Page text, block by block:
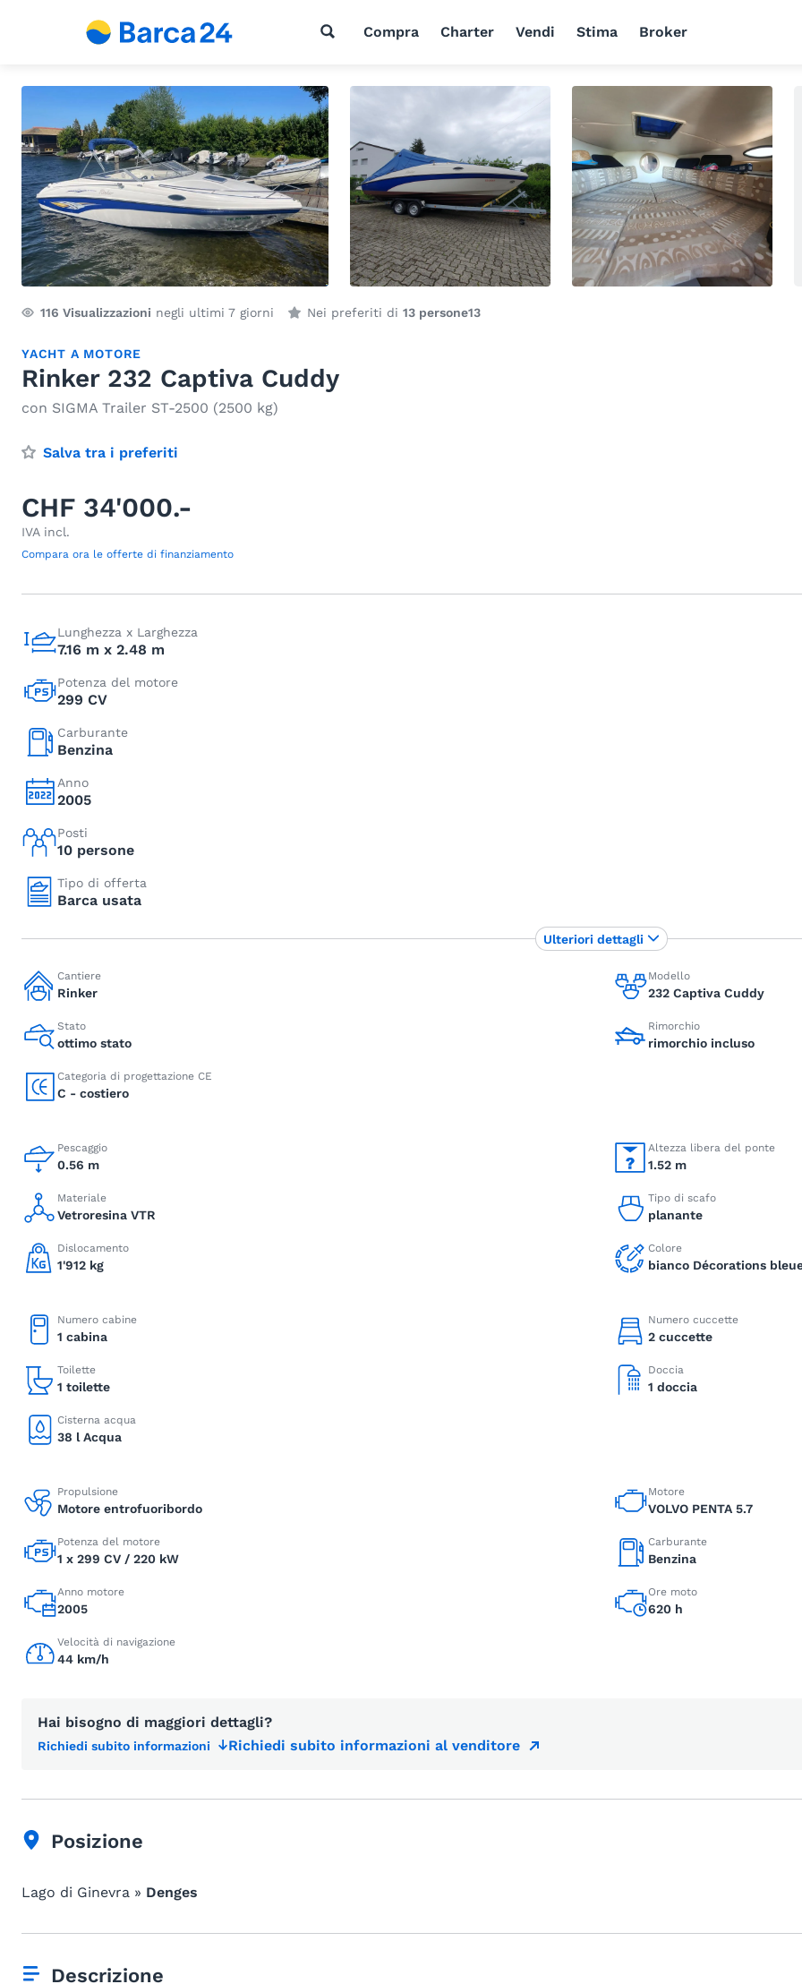
Compra Charter Vendi Stima Broker
116 Visualizzazioni negli ultimi 7 giorni Nei preferiti di 13 persone13
YACHT A MOTORE
Rinker 232 Captiva Cuddy
con SIGMA Trailer ST-2500 (2500 kg)
Salva tra i preferiti
CHF 34'000.-
IVA incl.
Compara ora le offerte di finanziamento
Lunghezza x Larghezza
7.16 m x 2.48 m
Potenza del motore
299 CV
Carburante
Benzina
Anno
2005
Posti
10 persone
Tipo di offerta
Barca usata
Cantiere
Rinker
Modello
232 Captiva Cuddy
Stato
ottimo stato
Rimorchio
rimorchio incluso
Categoria di progettazione CE
C - costiero
Pescaggio
0.56 m
Altezza libera del ponte
1.52 m
Materiale
Vetroresina VTR
Tipo di scafo
planante
Dislocamento
1'912 kg
Colore
bianco Décorations
Numero cabine
1 cabina
Numero cuccette
2 cuccette
Toilette
1 toilette
Doccia
1 doccia
Cisterna acqua
38 l Acqua
Propulsione
Motore entrofuoribordo
Motore
VOLVO PENTA 5.7
Potenza del motore
1 x 299 CV / 220 kW
Carburante
Benzina
Anno motore
2005
Ore moto
620 h
Velocità di navigazione
44 km/h
Hai bisogno di maggiori dettagli?
Richiedi subito informazioni Richiedi subito informazioni al venditore
Ulteriori dettagli
Posizione
Lago di Ginevra » Denges
Descrizione